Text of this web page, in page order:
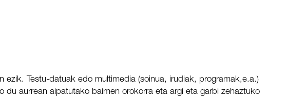
Testu-datuak edo multimedia (soinua, irudiak, programak,e.a.)
aurrean aipatutako baimen orokorra eta argi eta garbi zehaztuko